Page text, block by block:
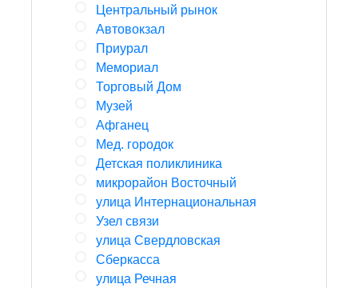
Центральный рынок
Автовокзал
Приурал
Мемориал
Торговый Дом
Музей
Афганец
Мед. городок
Детская поликлиника
микрорайон Восточный
улица Интернациональная
Узел связи
улица Свердловская
Сберкасса
улица Речная